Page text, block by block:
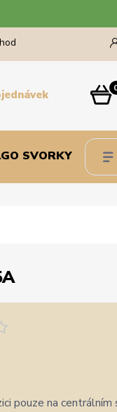
SVORKY
pouze na centrálním